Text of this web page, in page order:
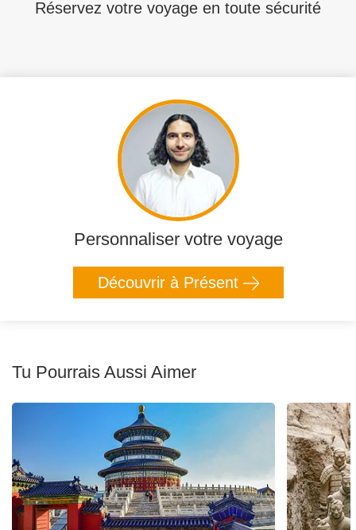
Réservez votre voyage en toute sécurité
Personnaliser votre voyage
Découvrir à Présent
Tu Pourrais Aussi Aimer